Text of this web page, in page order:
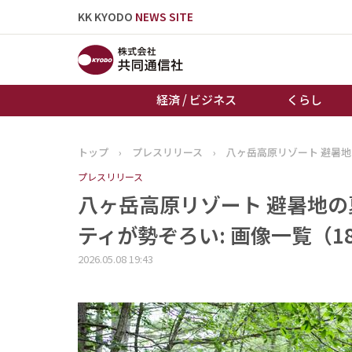
KK KYODO NEWS SITE
経済 / ビジネス くらし
トップページ
トップ › プレスリリース › 八ヶ岳高原リゾート 避暑
プレスリリース
八ヶ岳高原リゾート 避暑地
ティが勢ぞろい: 画像一覧（
2026.05.08 19:43